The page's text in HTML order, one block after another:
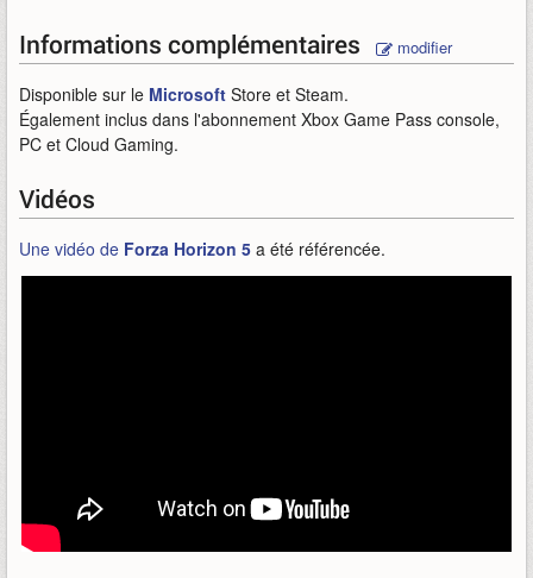
Informations complémentaires modifier
Disponible sur le Microsoft Store et Steam.
Également inclus dans l'abonnement Xbox Game Pass console,
PC et Cloud Gaming.
Vidéos
Une vidéo de Forza Horizon 5 a été référencée.